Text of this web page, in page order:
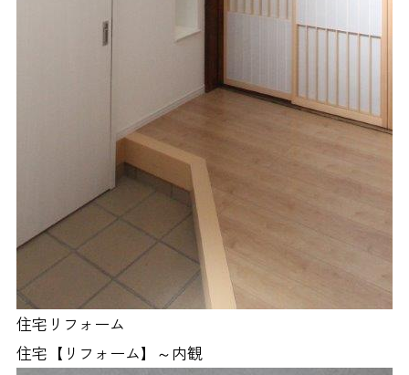
住宅リフォーム
住宅【リフォーム】～内観